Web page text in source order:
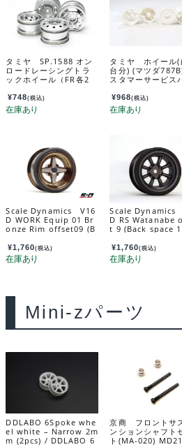
タミヤ SP.1588 オン
ロードレーシングトラ
ックホイール（FR各2
¥748(税込)
タミヤ ホイール(
台分) (マツダ
スタマーサービス
¥968(税込)
Scale Dynamics V16
D WORK Equip 01 Br
onze Rim offset09 (B
175
¥1,760(税込)
Scale Dynamics
D RS Watanabe
t 9 (Back space
c) 10153
¥1,760(税込)
Mini-zパーツ
DDLABO 6Spoke whe
el white – Narrow 2m
m (2pcs) / DDLABO 6
京商 フロントサ
ンションシャフト
ト(MA-020)